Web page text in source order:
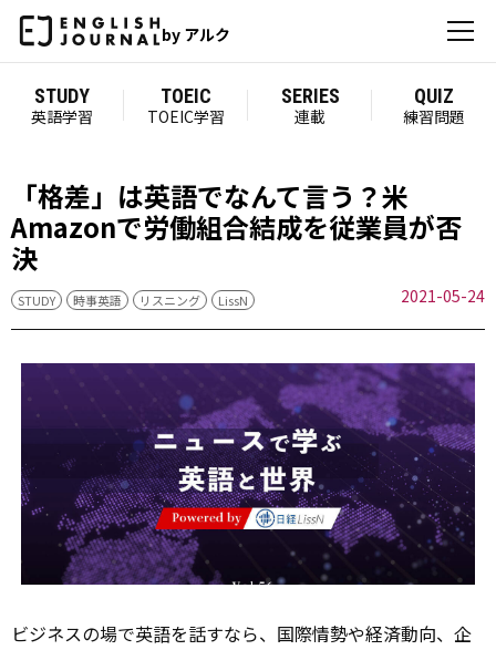
by アルク
STUDY
英語学習
TOEIC
TOEIC学習
SERIES
連載
QUIZ
練習問題
「格差」は英語でなんて言う？米
Amazonで労働組合結成を従業員が否
決
STUDY 時事英語 リスニング LissN 2021-05-24
ビジネスの場で英語を話すなら、国際情勢や経済動向、企